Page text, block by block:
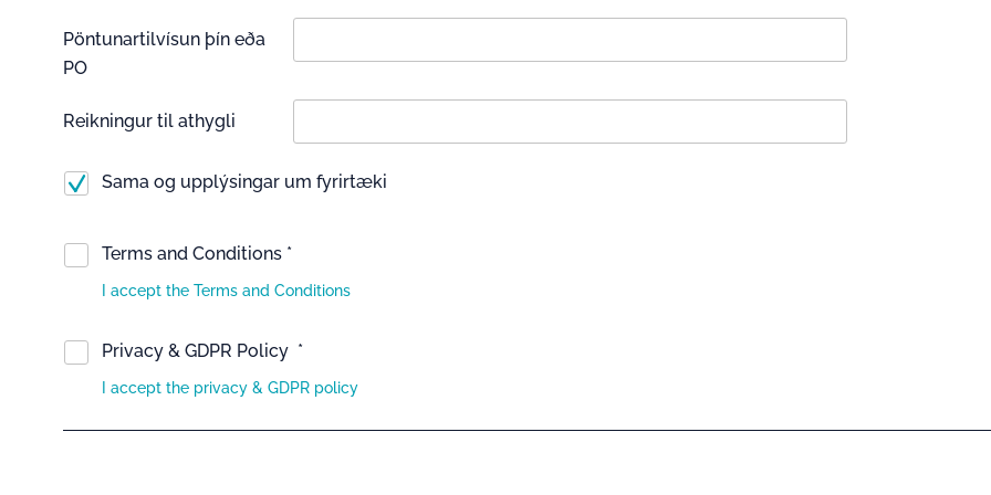
Pöntunartilvísun þín eða
PO
Reikningur til athygli
Sama og upplýsingar um fyrirtæki
Terms and Conditions *
I accept the Terms and Conditions
Privacy & GDPR Policy *
I accept the privacy & GDPR policy